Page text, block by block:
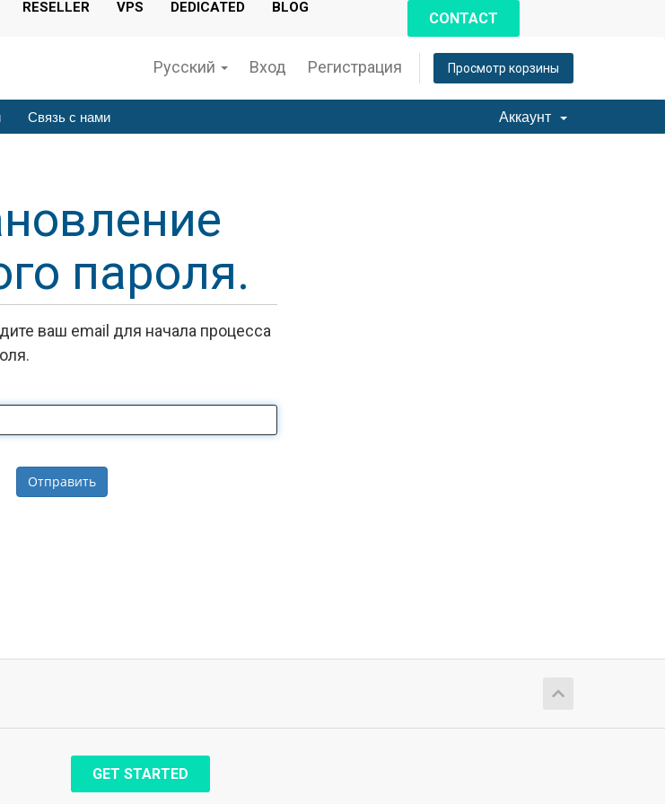
RESELLER VPS DEDICATED BLOG
CONTACT
Русский Вход Регистрация Просмотр корзины
Связь с нами Аккаунт
пароля.
ваш email для начала процесса
Отправить
GET STARTED